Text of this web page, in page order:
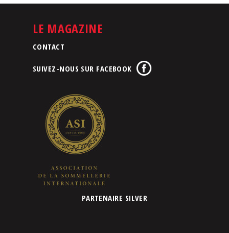
LE MAGAZINE
CONTACT
SUIVEZ-NOUS SUR FACEBOOK
PARTENAIRE SILVER